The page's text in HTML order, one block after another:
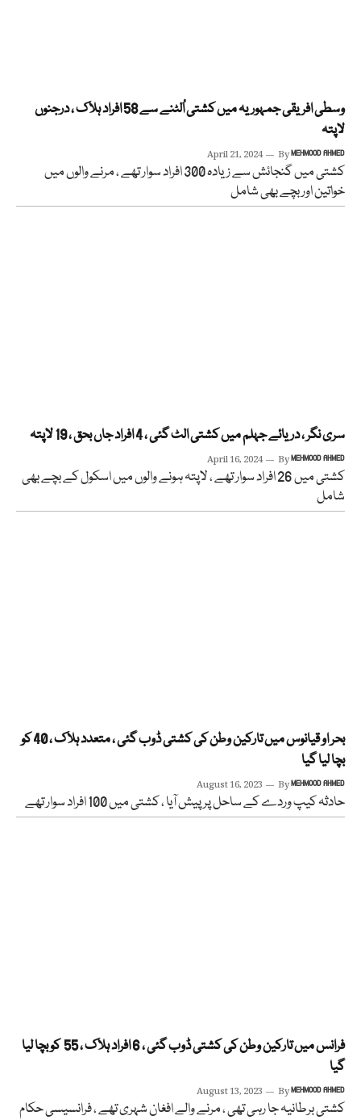
وسطی افریقی جمہوریہ میں کشتی اُلٹنے سے 58 افراد ہلاک ، درجنوں
لاپتہ
April 21, 2024 ByMEHMOOD AHMED
کشتی میں گنجائش سے زیادہ 300 افراد سوار تھے ، مرنے والوں میں
خواتین اور بچے بھی شامل
سری نگر ، دریائے جہلم میں کشتی الٹ گئی ، 4 افراد جاں بحق ، 19 لاپتہ
April 16, 2024 ByMEHMOOD AHMED
کشتی میں 26 افراد سوار تھے ، لاپتہ ہونے والوں میں اسکول کے بچے بھی
شامل
بحر او قیانوس میں تارکین وطن کی کشتی ڈوب گئی ، متعدد ہلاک ، 40 کو
بچا لیا گیا
August 16, 2023 ByMEHMOOD AHMED
حادثہ کیپ وردے کے ساحل پر پیش آیا ، کشتی میں 100 افراد سوار تھے
فرانس میں تارکین وطن کی کشتی ڈوب گئی ، 6 افراد ہلاک ، 55 کو بچا لیا
گیا
August 13, 2023 ByMEHMOOD AHMED
کشتی برطانیہ جا رہی تھی ، مرنے والے افغان شہری تھے ، فرانسیسی حکام